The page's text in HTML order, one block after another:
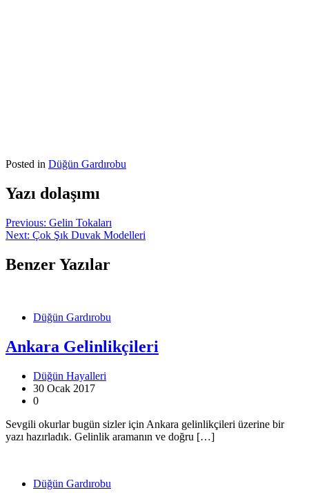
Posted in Düğün Gardırobu
Yazı dolaşımı
Previous: Gelin Tokaları
Next: Çok Şık Duvak Modelleri
Benzer Yazılar
Düğün Gardırobu
Ankara Gelinlikçileri
Düğün Hayalleri
30 Ocak 2017
0
Sevgili okurlar bugün sizler için Ankara gelinlikçileri üzerine bir
yazı hazırladık. Gelinlik aramanın ve doğru […]
Düğün Gardırobu